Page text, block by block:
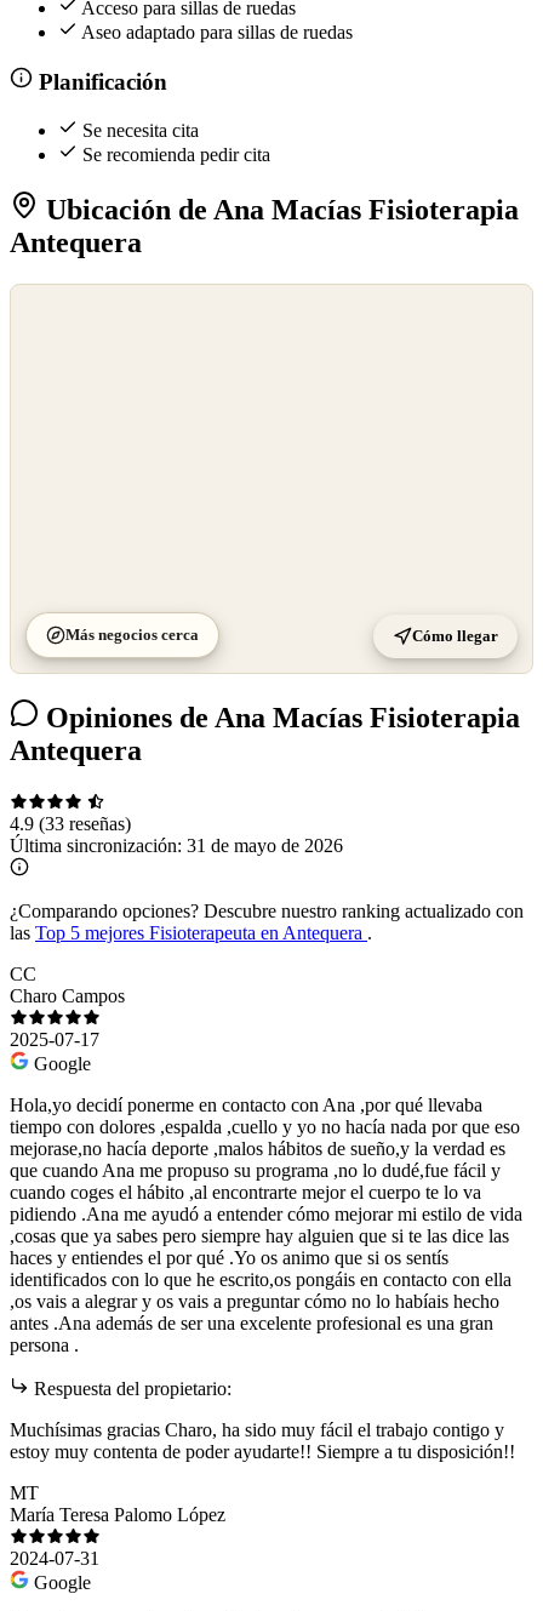
Acceso para sillas de ruedas
Aseo adaptado para sillas de ruedas
Planificación
Se necesita cita
Se recomienda pedir cita
Ubicación de Ana Macías Fisioterapia
Antequera
Más negocios cerca Cómo llegar
Opiniones de Ana Macías Fisioterapia
Antequera
4.9 (33 reseñas)
Última sincronización: 31 de mayo de 2026
¿Comparando opciones? Descubre nuestro ranking actualizado con
las Top 5 mejores Fisioterapeuta en Antequera .
CC
Charo Campos
2025-07-17
Google
Hola,yo decidí ponerme en contacto con Ana ,por qué llevaba
tiempo con dolores ,espalda ,cuello y yo no hacía nada por que eso
mejorase,no hacía deporte ,malos hábitos de sueño,y la verdad es
que cuando Ana me propuso su programa ,no lo dudé,fue fácil y
cuando coges el hábito ,al encontrarte mejor el cuerpo te lo va
pidiendo .Ana me ayudó a entender cómo mejorar mi estilo de vida
,cosas que ya sabes pero siempre hay alguien que si te las dice las
haces y entiendes el por qué .Yo os animo que si os sentís
identificados con lo que he escrito,os pongáis en contacto con ella
,os vais a alegrar y os vais a preguntar cómo no lo habíais hecho
antes .Ana además de ser una excelente profesional es una gran
persona .
Respuesta del propietario:
Muchísimas gracias Charo, ha sido muy fácil el trabajo contigo y
estoy muy contenta de poder ayudarte!! Siempre a tu disposición!!
MT
María Teresa Palomo López
2024-07-31
Google